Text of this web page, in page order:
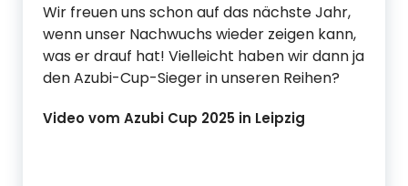
Wir freuen uns schon auf das nächste Jahr,
wenn unser Nachwuchs wieder zeigen kann,
was er drauf hat! Vielleicht haben wir dann ja
den Azubi-Cup-Sieger in unseren Reihen?
Video vom Azubi Cup 2025 in Leipzig